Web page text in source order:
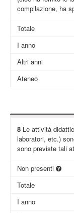
compilazione, ha
Totale
I anno
Altri anni
Ateneo
8Le attività
laboratori, etc.)
sono previste tali
Non presenti
Totale
I anno